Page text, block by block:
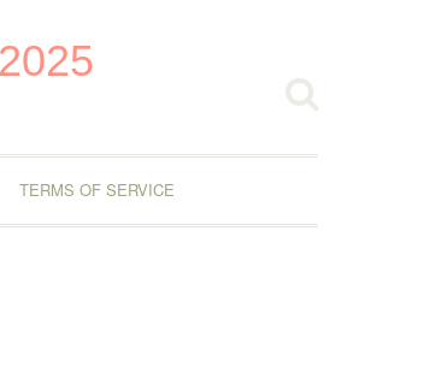
TERMS OF SERVICE